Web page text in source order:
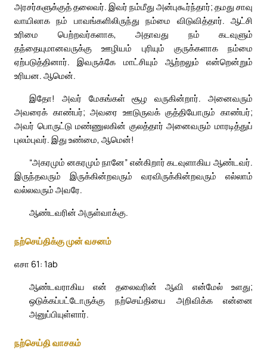
அரசர்களுக்குத் தலைவர். இவர் நம்மீது அன்புகூர்ந்தார்; தமது சாவு
வாயிலாக நம் பாவங்களிலிருந்து நம்மை விடுவித்தார். ஆட்சி
உரிமை பெற்றவர்களாக, அதாவது நம் கடவுளும்
தந்தையுமானவருக்கு ஊழியம் புரியும் குருக்களாக நம்மை
ஏற்படுத்தினார். இவருக்கே மாட்சியும் ஆற்றலும் என்றென்றும்
உரியன. ஆமென்.
இதோ! அவர் மேகங்கள் சூழ வருகின்றார். அனைவரும்
அவரைக் காண்பர்; அவரை ஊடுருவக் குத்தியோரும் காண்பர்;
அவர் பொருட்டு மண்ணுலகின் குலத்தார் அனைவரும் மாரடித்துப்
புலம்புவர். இது உண்மை, ஆமென்!
“அகரமும் னகரமும் நானே” என்கிறார் கடவுளாகிய ஆண்டவர்.
இருந்தவரும் இருக்கின்றவரும் வரவிருக்கின்றவரும் எல்லாம்
வல்லவரும் அவரே.
ஆண்டவரின் அருள்வாக்கு.
நற்செய்திக்கு முன் வசனம்
எசா 61: 1ab
ஆண்டவராகிய என் தலைவரின் ஆவி என்மேல் உளது;
ஒடுக்கப்பட்டோருக்கு நற்செய்தியை அறிவிக்க என்னை
அனுப்பியுள்ளார்.
நற்செய்தி வாசகம்